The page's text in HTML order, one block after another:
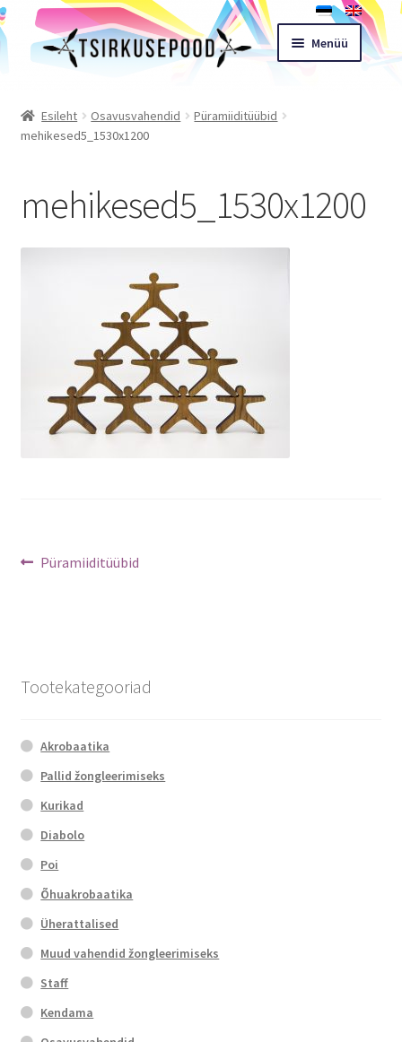
Liigu
navigeerimisele
Liigu
sisu
Menüü
Pood
Ostukorv
Müügitingimused
Kontakt
Esileht Osavusvahendid
Püramiiditüübid
mehikesed5_1530x1200
mehikesed5_1530x1200
Navigeerimine
Previous
Püramiiditüübid
Tootekategooriad
Akrobaatika
Pallid žongleerimiseks
Kurikad
Diabolo
Poi
Õhuakrobaatika
Üherattalised
Muud vahendid žongleerimiseks
Staff
Kendama